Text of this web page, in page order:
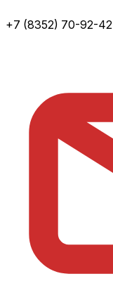
+7 (8352) 70-92-42